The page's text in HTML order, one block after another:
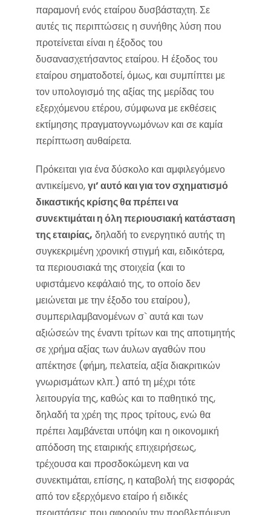
παραμονή ενός εταίρου δυσβάσταχτη. Σε
αυτές τις περιπτώσεις η συνήθης λύση που
προτείνεται είναι η έξοδος του
δυσανασχετήσαντος εταίρου. Η έξοδος του
εταίρου σηματοδοτεί, όμως, και συμπίπτει με
τον υπολογισμό της αξίας της μερίδας του
εξερχόμενου ετέρου, σύμφωνα με εκθέσεις
εκτίμησης πραγματογνωμόνων και σε καμία
περίπτωση αυθαίρετα.
Πρόκειται για ένα δύσκολο και αμφιλεγόμενο
αντικείμενο,γι’ αυτό και για τον σχηματισμό
δικαστικής κρίσης θα πρέπει να
συνεκτιμάται η όλη περιουσιακή κατάσταση
της εταιρίας, δηλαδή το ενεργητικό αυτής τη
συγκεκριμένη χρονική στιγμή και, ειδικότερα,
τα περιουσιακά της στοιχεία (και το
υφιστάμενο κεφάλαιό της, το οποίο δεν
μειώνεται με την έξοδο του εταίρου),
συμπεριλαμβανομένων σ` αυτά και των
αξιώσεών της έναντι τρίτων και της αποτιμητής
σε χρήμα αξίας των άυλων αγαθών που
απέκτησε (φήμη, πελατεία, αξία διακριτικών
γνωρισμάτων κλπ.) από τη μέχρι τότε
λειτουργία της, καθώς και το παθητικό της,
δηλαδή τα χρέη της προς τρίτους, ενώ θα
πρέπει λαμβάνεται υπόψη και η οικονομική
απόδοση της εταιρικής επιχειρήσεως,
τρέχουσα και προσδοκώμενη και να
συνεκτιμάται, επίσης, η καταβολή της εισφοράς
από τον εξερχόμενο εταίρο ή ειδικές